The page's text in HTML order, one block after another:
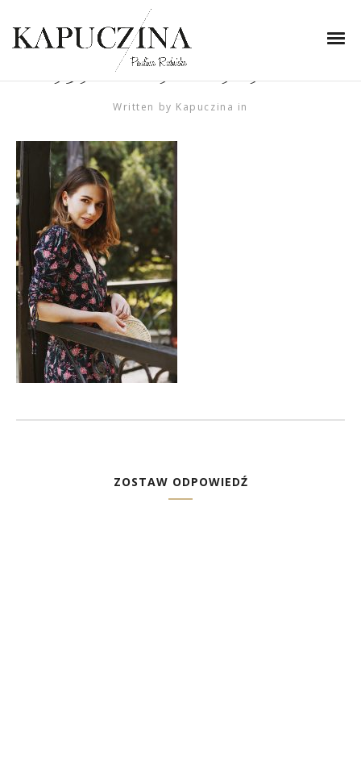
14 sierpnia 2018
51D8C188-D0D9-4D42-
939D-DE9D6B9F90EB
Written by Kapuczina in
ZOSTAW ODPOWIEDŹ